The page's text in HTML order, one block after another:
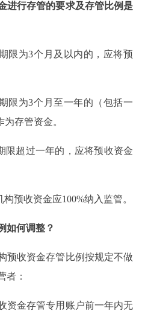
行存管的要求及存管比例是
为3个月及以内的，应将预
为3个月至一年的（包括一
存管资金。
超过一年的，应将预收资金
收资金应100%纳入监管。
何调整？
收资金存管比例按规定不做
者：
金存管专用账户前一年内无